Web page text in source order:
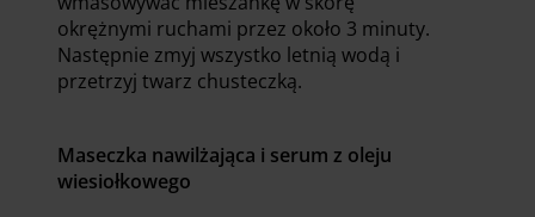
okrężnymi ruchami przez około 3 minuty.
Następnie zmyj wszystko letnią wodą i
przetrzyj twarz chusteczką.
Maseczka nawilżająca i serum z oleju
wiesiołkowego